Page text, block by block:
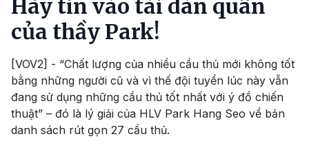
Hãy tin vào tài dàn quân
của thầy Park!
[VOV2] - “Chất lượng của nhiều cầu thủ mới không tốt
bằng những người cũ và vì thế đội tuyển lúc này vẫn
đang sử dụng những cầu thủ tốt nhất với ý đồ chiến
thuật” – đó là lý giải của HLV Park Hang Seo về bản
danh sách rút gọn 27 cầu thủ.